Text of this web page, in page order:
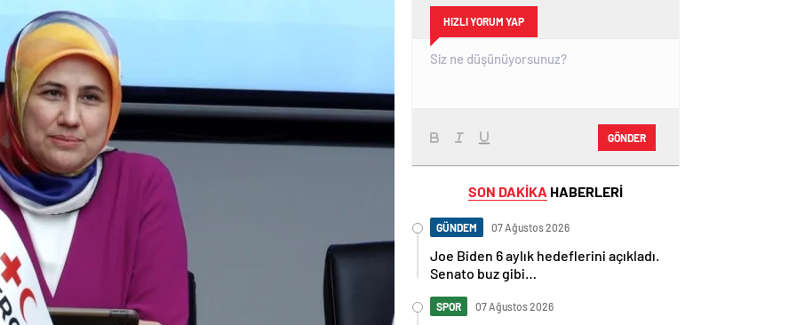
HIZLI YORUM YAP
GÖNDER
SON DAKİKA HABERLERİ
GÜNDEM 07 Ağustos 2026
Joe Biden 6 aylık hedeflerini açıkladı.
Senato buz gibi…
SPOR 07 Ağustos 2026